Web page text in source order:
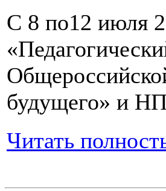
С 8 по12 июля
будущего» и
Читать